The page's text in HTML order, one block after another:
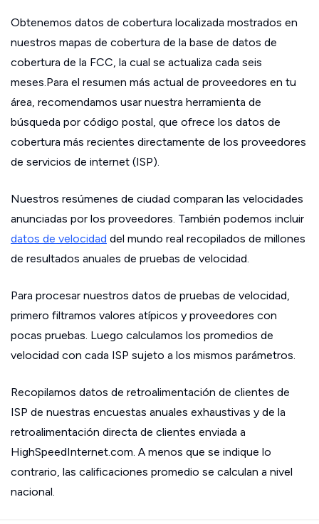
Obtenemos datos de cobertura localizada mostrados en
nuestros mapas de cobertura de la base de datos de
cobertura de la FCC, la cual se actualiza cada seis
meses.Para el resumen más actual de proveedores en tu
área, recomendamos usar nuestra herramienta de
búsqueda por código postal, que ofrece los datos de
cobertura más recientes directamente de los proveedores
de servicios de internet (ISP).
Nuestros resúmenes de ciudad comparan las velocidades
anunciadas por los proveedores. También podemos incluir
datos de velocidad del mundo real recopilados de millones
de resultados anuales de pruebas de velocidad.
Para procesar nuestros datos de pruebas de velocidad,
primero filtramos valores atípicos y proveedores con
pocas pruebas. Luego calculamos los promedios de
velocidad con cada ISP sujeto a los mismos parámetros.
Recopilamos datos de retroalimentación de clientes de
ISP de nuestras encuestas anuales exhaustivas y de la
retroalimentación directa de clientes enviada a
HighSpeedInternet.com. A menos que se indique lo
contrario, las calificaciones promedio se calculan a nivel
nacional.